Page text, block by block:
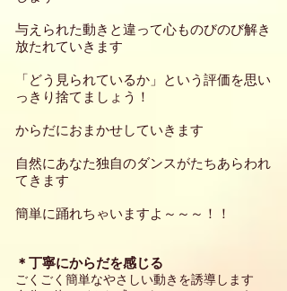
与えられた動きと違って心ものびのび解き
放たれていきます
「どう見られているか」という評価を思い
っきり捨てましょう！
​からだにおまかせしていきます
​自然にあなた独自のダンスがたちあらわれ
てきます
簡単に踊れちゃいますよ～～～！！​
＊丁寧にからだを感じる
ごくごく簡単なやさしい動きを誘導します